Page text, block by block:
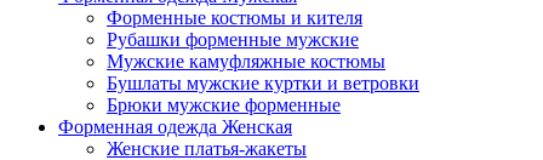
Форменные костюмы и кителя
Рубашки форменные мужские
Мужские камуфляжные костюмы
Бушлаты мужские куртки и ветровки
Брюки мужские форменные
Форменная одежда Женская
Женские платья-жакеты